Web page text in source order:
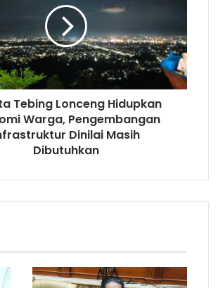
Tebing Lonceng Hidupkan
Warga, Pengembangan
Dinilai Masih
Dibutuhkan